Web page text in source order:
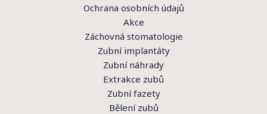
Ochrana osobních údajů
Akce
Záchovná stomatologie
Zubní implantáty
Zubní náhrady
Extrakce zubů
Zubní fazety
Bělení zubů